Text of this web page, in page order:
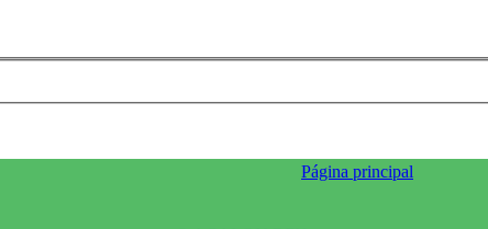
Página principal